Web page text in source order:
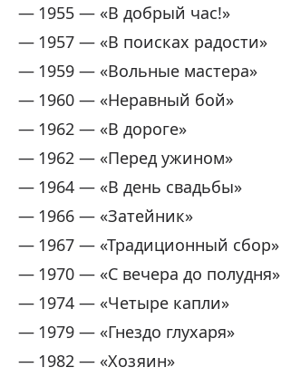
1955 — «В добрый час!»
1957 — «В поисках радости»
1959 — «Вольные мастера»
1960 — «Неравный бой»
1962 — «В дороге»
1962 — «Перед ужином»
1964 — «В день свадьбы»
1966 — «Затейник»
1967 — «Традиционный сбор»
1970 — «С вечера до полудня»
1974 — «Четыре капли»
1979 — «Гнездо глухаря»
1982 — «Хозяин»